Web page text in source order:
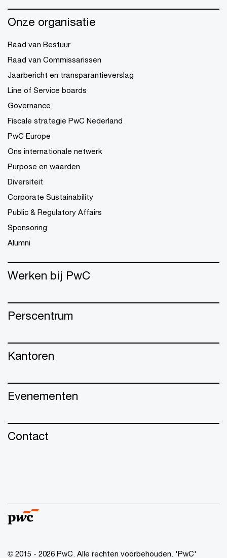
Onze organisatie
Raad van Bestuur
Raad van Commissarissen
Jaarbericht en transparantieverslag
Line of Service boards
Governance
Fiscale strategie PwC Nederland
PwC Europe
Ons internationale netwerk
Purpose en waarden
Diversiteit
Corporate Sustainability
Public & Regulatory Affairs
Sponsoring
Alumni
Werken bij PwC
Perscentrum
Kantoren
Evenementen
Contact
© 2015 - 2026 PwC. Alle rechten voorbehouden. 'PwC'